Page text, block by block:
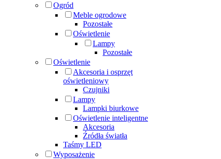
Ogród
Meble ogrodowe
Pozostałe
Oświetlenie
Lampy
Pozostałe
Oświetlenie
Akcesoria i osprzęt
oświetleniowy
Czujniki
Lampy
Lampki biurkowe
Oświetlenie inteligentne
Akcesoria
Źródła światła
Taśmy LED
Wyposażenie